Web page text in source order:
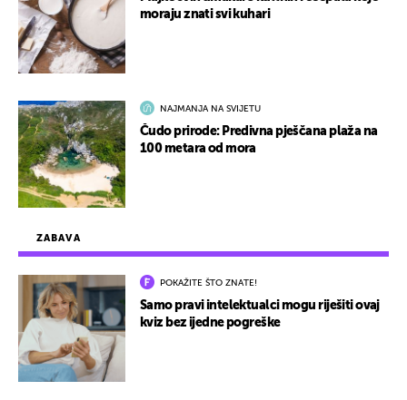
ZABAVA
POKAŽITE ŠTO ZNATE!
Samo pravi intelektualci mogu riješiti ovaj
kviz bez ijedne pogreške
moraju znati svi kuhari
NAJMANJA NA SVIJETU
Čudo prirode: Predivna pješčana plaža na
100 metara od mora